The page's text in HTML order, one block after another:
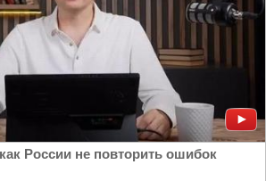
России не повторить ошибок